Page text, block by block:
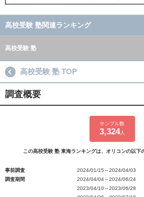
高校受験 塾関連ランキング
高校受験 塾
高校受験 塾 TOP
調査概要
サンプル数
3,324人
この高校受験 塾 東海ランキングは、オリコンの以下
事前調査
2024/01/15～2024/04/03
調査期間
2024/04/04～2024/06/24
2023/04/10～2023/06/28